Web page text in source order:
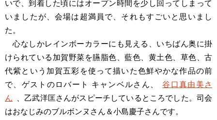
いで、到着した頃にはオープン時間を少し回ってしまって
いましたが、会場は超満員で、それもすごいと思いまし
た。
心なしかレインボーカラーにも見える、いちばん奥に掛
けられている加賀野菜を臙脂色、藍色、黄土色、草色、古
代紫という加賀五彩を使って描いた色鮮やかな作品の前
で、ゲストのロバート キャンベルさん、
谷口真由美さ
ん
、乙武洋匡さんがスピーチしているところでした。司会
はおなじみのブルボンヌさん＆小島慶子さんです。